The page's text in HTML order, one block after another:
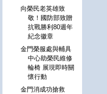
向榮民老英雄致
敬！國防部致贈
抗戰勝利80週年
紀念徽章
金門榮服處與輔具
中心助榮民維修
輪椅 展現即時關
懷行動
金門消成功搶救